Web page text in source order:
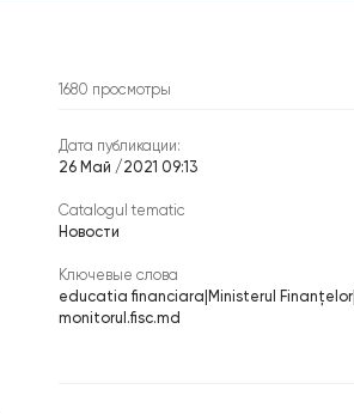
1680 просмотры
Дата публикации:
26 Май /2021 09:13
Catalogul tematic
Новости
Ключевые слова
educatia financiara Ministerul Finanţelor|
monitorul.fisc.md